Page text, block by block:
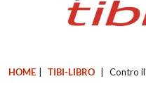
HOME TIBI-LIBRO Contro